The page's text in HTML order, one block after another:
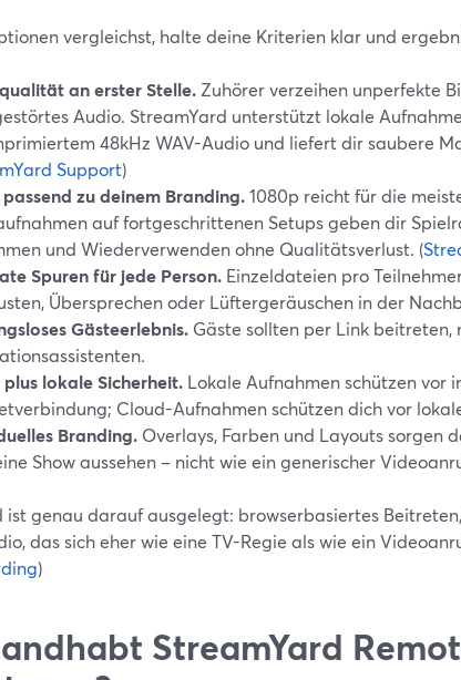
vergleichst, halte deine Kriterien klar und
an erster Stelle. Zuhörer verzeihen unperfekte
Audio. StreamYard unterstützt lokale
48kHz WAV-Audio und liefert dir saubere
Support)
zu deinem Branding.1080p reicht für die
auf fortgeschrittenen Setups geben dir
und Wiederverwenden ohne Qualitätsverlust. (
Spuren für jede Person. Einzeldateien pro
Übersprechen oder Lüftergeräuschen in der
Gästeerlebnis. Gäste sollten per Link beitreten,
lokale Sicherheit. Lokale Aufnahmen schützen vor
Cloud-Aufnahmen schützen dich vor
Branding. Overlays, Farben und Layouts sorgen
Show aussehen – nicht wie ein generischer
ist genau darauf ausgelegt: browserbasiertes
das sich eher wie eine TV-Regie als wie ein
)
StreamYard